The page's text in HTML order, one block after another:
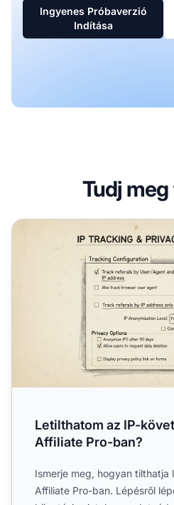
Ingyenes Próbaverzió
Indítása
Tudj
Letilthatom az IP-követést a
Letilthatom az IP-
Affiliate Pro-ban?
Ismerje meg, hogyan tilthatja
Affiliate Pro-ban. Lépésről